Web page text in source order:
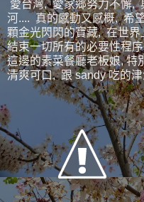
愛台灣, 愛家鄉努力不懈,
河.... 真的感動又感概, 希
顆金光閃閃的寶藏, 在世界
結束一切所有的必要性程
這邊的素菜餐廳老板娘, 特
清爽可口, 跟 sandy 吃的